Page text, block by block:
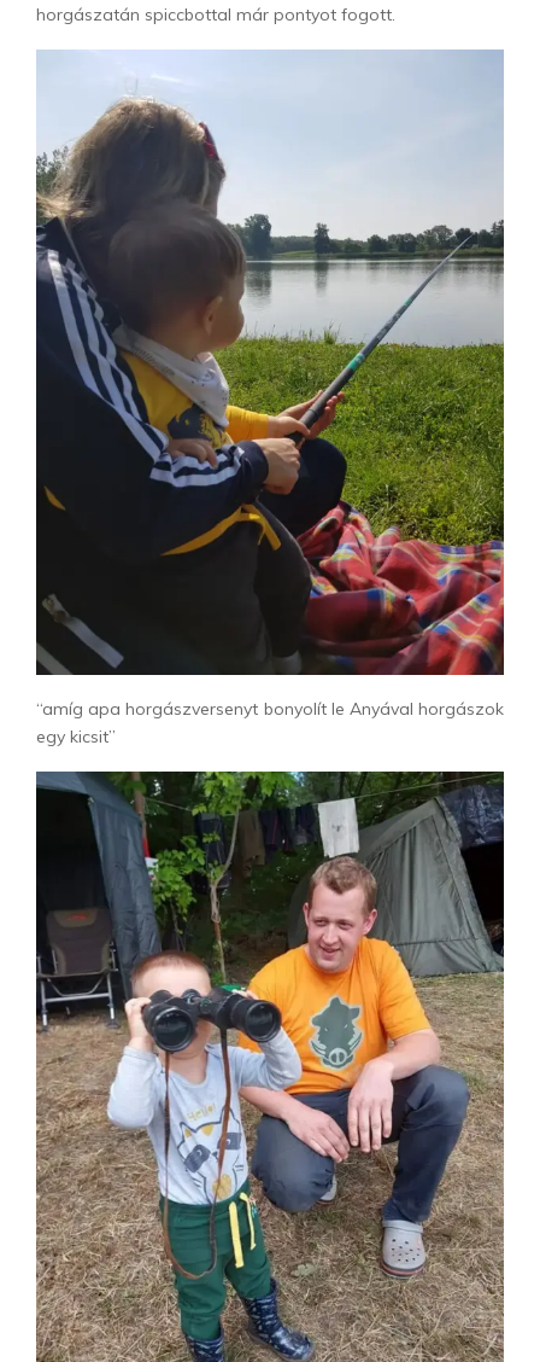
horgászatán spiccbottal már pontyot fogott.
“amíg apa horgászversenyt bonyolít le Anyával horgászok
egy kicsit”